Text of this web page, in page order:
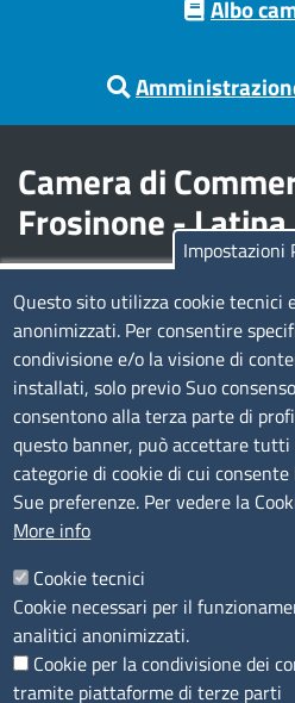
Albo
Camera di
Frosinone - Latina
Contatti
Sede Legale di Latina: Viale
tel. 0773/6721
Sede di Frosinone: Via Alcide
tel. 0775/2751
Peccciaa@pec.frlt.camcom.it
Ufficio relazioni con il
Codice Fiscale e Partita Iva:
Codice univoco ufficio
Impostazioni
Questo sito utilizza cookie tecnici
anonimizzati. Per consentire
condivisione e/o la visione di
installati, solo previo Suo
consentono alla terza parte di
questo banner, può accettare tutti
categorie di cookie di cui
Sue preferenze. Per vedere la
More info
Cookie tecnici
Cookie necessari per il
analitici anonimizzati.
Cookie per la condivisione dei
tramite piattaforme di terze parti